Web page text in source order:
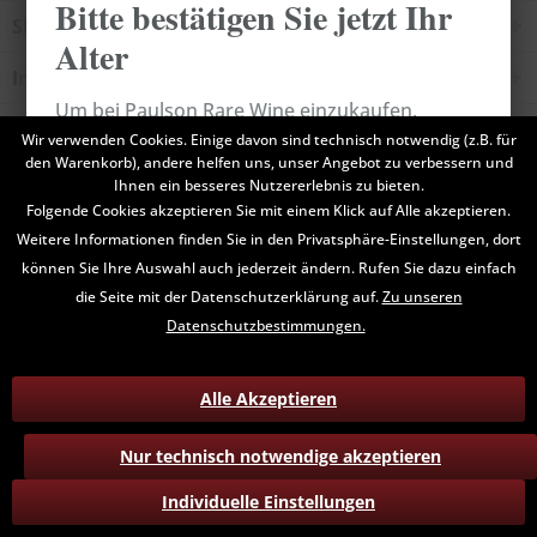
Shop Service
Informationen
Newsletter
* Alle Preise inkl. gesetzl. Mehrwertsteuer zzgl.Versandkosten
Nachnahmegebühren, wenn nicht anders beschrieben
Kontakt Hinweise zum Datenschutz
AGB
Versand und Zahlungsbedingungen
Wir verwenden Cookies. Einige davon sind technisch notwendig (z.B. für
den Warenkorb), andere helfen uns, unser Angebot zu verbessern und
Ihnen ein besseres Nutzererlebnis zu bieten.
Folgende Cookies akzeptieren Sie mit einem Klick auf Alle akzeptieren.
Weitere Informationen finden Sie in den Privatsphäre-Einstellungen, dort
können Sie Ihre Auswahl auch jederzeit ändern. Rufen Sie dazu einfach
die Seite mit der Datenschutzerklärung auf.Zu unseren
Datenschutzbestimmungen.
Individuelle Einstellungen
Nur technisch notwendige akzeptieren
Alle Akzeptieren
Bitte bestätigen Sie jetzt Ihr
Alter
Um bei Paulson Rare Wine einzukaufen,
müssen Sie bestätigen, dass Sie mindestens 18
Jahre alt sind.
Abbrechen Bestätigen